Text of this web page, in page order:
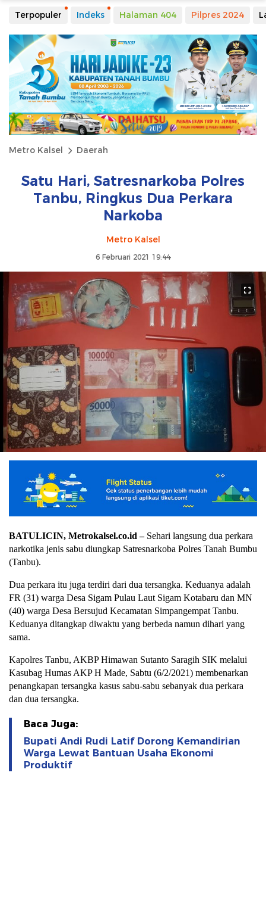
Terpopuler Indeks Halaman 404 Pilpres 2024
Metro Kalsel Daerah
Satu Hari, Satresnarkoba Polres
Tanbu, Ringkus Dua Perkara
Narkoba
Metro Kalsel
6 Februari 2021 19:44
BATULICIN, Metrokalsel.co.id –Sehari langsung dua perkara
narkotika jenis sabu diungkap Satresnarkoba Polres Tanah Bumbu
(Tanbu).
Dua perkara itu juga terdiri dari dua tersangka. Keduanya adalah
FR (31) warga Desa Sigam Pulau Laut Sigam Kotabaru dan MN
(40) warga Desa Bersujud Kecamatan Simpangempat Tanbu.
Keduanya ditangkap diwaktu yang berbeda namun dihari yang
sama.
Kapolres Tanbu, AKBP Himawan Sutanto Saragih SIK melalui
Kasubag Humas AKP H Made, Sabtu (6/2/2021) membenarkan
penangkapan tersangka kasus sabu-sabu sebanyak dua perkara
dan dua tersangka.
Baca Juga:
Bupati Andi Rudi Latif Dorong Kemandirian
Warga Lewat Bantuan Usaha Ekonomi
Produktif